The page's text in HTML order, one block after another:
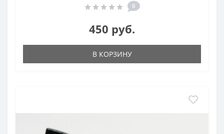
0
450 руб.
В КОРЗИНУ